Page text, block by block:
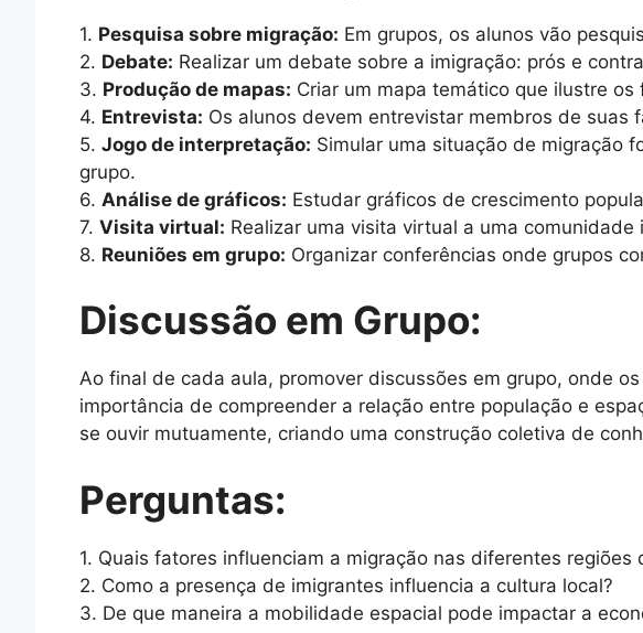
1. Pesquisa sobre migração: Em grupos, os alunos vão
2. Debate: Realizar um debate sobre a imigração: prós e
3. Produção de mapas: Criar um mapa temático que ilustre
4. Entrevista: Os alunos devem entrevistar membros de suas
5. Jogo de interpretação: Simular uma situação de migração
grupo.
6. Análise de gráficos: Estudar gráficos de crescimento
7. Visita virtual: Realizar uma visita virtual a uma
8. Reuniões em grupo: Organizar conferências onde grupos
Discussão em Grupo:
Ao final de cada aula, promover discussões em grupo, onde
importância de compreender a relação entre população e
se ouvir mutuamente, criando uma construção coletiva de
Perguntas:
1. Quais fatores influenciam a migração nas diferentes regiões
2. Como a presença de imigrantes influencia a cultura local?
3. De que maneira a mobilidade espacial pode impactar a